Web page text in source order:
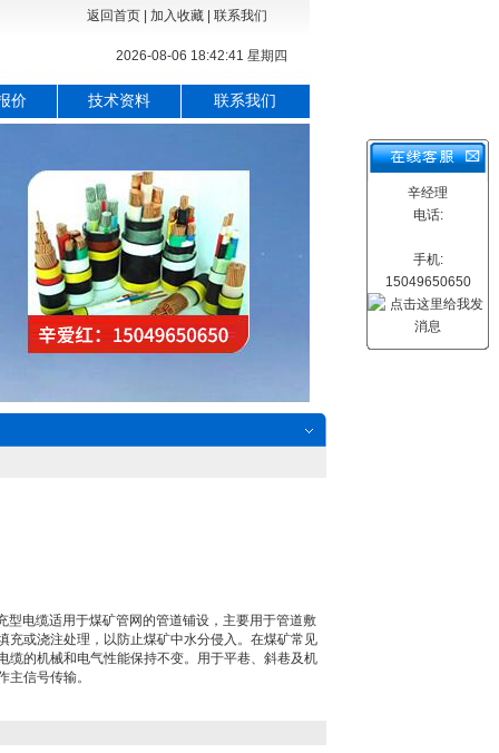
返回首页| 加入收藏| 联系我们
2026-08-06 18:42:42 星期四
价 技术资料 联系我们
型电缆适用于煤矿管网的管道铺设，主要用于管道敷
充或浇注处理，以防止煤矿中水分侵入。在煤矿常见
缆的机械和电气性能保持不变。用于平巷、斜巷及机
主信号传输。
辛经理
电话:
手机:
15049650650